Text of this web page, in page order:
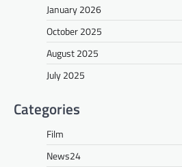
January 2026
October 2025
August 2025
July 2025
Categories
Film
News24